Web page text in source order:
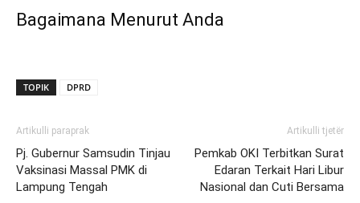
Bagaimana Menurut Anda
TOPIK DPRD
Artikulli paraprak
Pj. Gubernur Samsudin Tinjau
Vaksinasi Massal PMK di
Lampung Tengah
Artikulli tjetër
Pemkab OKI Terbitkan Surat
Edaran Terkait Hari Libur
Nasional dan Cuti Bersama